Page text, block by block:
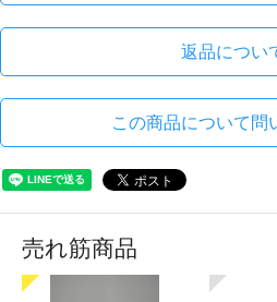
返品につい
この商品について問
売れ筋商品